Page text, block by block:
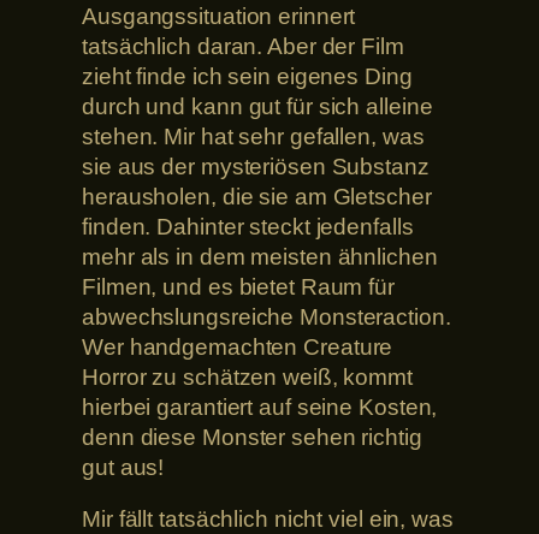
Ausgangssituation erinnert
tatsächlich daran. Aber der Film
zieht finde ich sein eigenes Ding
durch und kann gut für sich alleine
stehen. Mir hat sehr gefallen, was
sie aus der mysteriösen Substanz
herausholen, die sie am Gletscher
finden. Dahinter steckt jedenfalls
mehr als in dem meisten ähnlichen
Filmen, und es bietet Raum für
abwechslungsreiche Monsteraction.
Wer handgemachten Creature
Horror zu schätzen weiß, kommt
hierbei garantiert auf seine Kosten,
denn diese Monster sehen richtig
gut aus!
Mir fällt tatsächlich nicht viel ein, was